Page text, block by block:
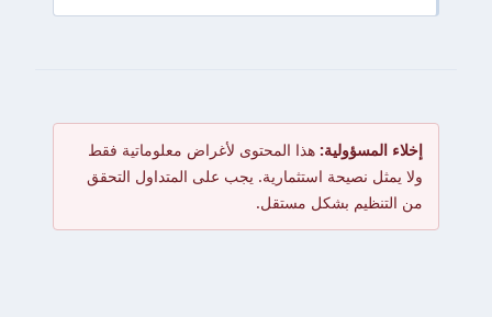
إخلاء المسؤولية: هذا المحتوى لأغراض معلوماتية فقط
ولا يمثل نصيحة استثمارية. يجب على المتداول التحقق
من التنظيم بشكل مستقل.